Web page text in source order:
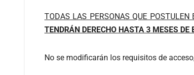
TODAS LAS PERSONAS QUE POSTULEN
TENDRÁN DERECHO HASTA 3 MESES DE
No se modificarán los requisitos de